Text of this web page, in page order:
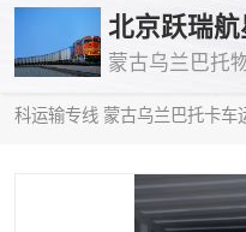
蒙古乌兰巴托
科运输专线 蒙古乌兰巴托卡车
乌兰巴托物流专线
乌兰巴托公路运输
中欧班列
蒙古乌兰巴托双清包税